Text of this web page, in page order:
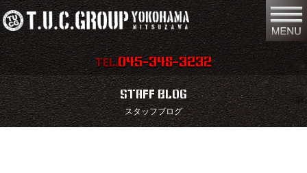
TEL.045-348-3232
在庫車両情報 店舗情報
保証内容 地図
STAFF BLOG
スタッフブログ